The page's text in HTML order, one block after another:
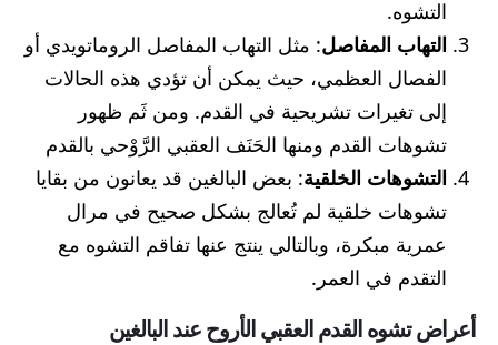
التشوه.
التهاب المفاصل: مثل التهاب المفاصل الروماتويدي أو
الفصال العظمي، حيث يمكن أن تؤدي هذه الحالات
إلى تغيرات تشريحية في القدم. ومن ثَم ظهور
تشوهات القدم ومنها الحَنَف العقبي الرَّوْحي بالقدم
التشوهات الخلقية: بعض البالغين قد يعانون من بقايا
تشوهات خلقية لم تُعالج بشكل صحيح في مرال
عمرية مبكرة، وبالتالي ينتج عنها تفاقم التشوه مع
التقدم في العمر.
أعراض تشوه القدم العقبي الأروح عند البالغين